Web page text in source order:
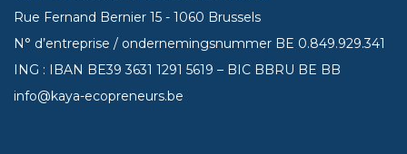
Rue Fernand Bernier 15 - 1060 Brussels
N° d’entreprise / ondernemingsnummer BE 0.849.929.341
ING : IBAN BE393631 1291 5619 – BIC BBRU BE BB
info@kaya-ecopreneurs.be